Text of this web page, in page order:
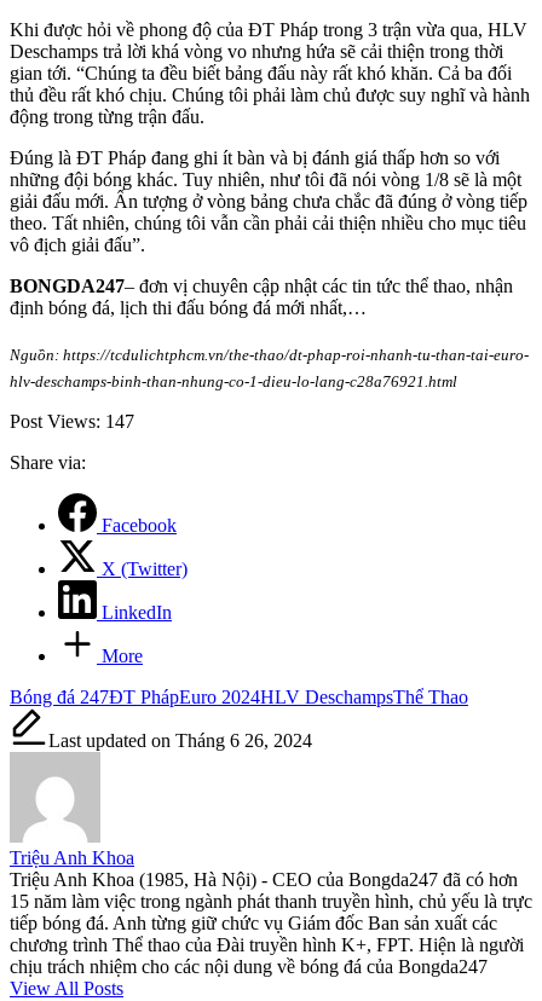
Khi được hỏi về phong độ của ĐT Pháp trong 3 trận vừa qua, HLV
Deschamps trả lời khá vòng vo nhưng hứa sẽ cải thiện trong thời
gian tới. “Chúng ta đều biết bảng đấu này rất khó khăn. Cả ba đối
thủ đều rất khó chịu. Chúng tôi phải làm chủ được suy nghĩ và hành
động trong từng trận đấu.
Đúng là ĐT Pháp đang ghi ít bàn và bị đánh giá thấp hơn so với
những đội bóng khác. Tuy nhiên, như tôi đã nói vòng 1/8 sẽ là một
giải đấu mới. Ấn tượng ở vòng bảng chưa chắc đã đúng ở vòng tiếp
theo. Tất nhiên, chúng tôi vẫn cần phải cải thiện nhiều cho mục tiêu
vô địch giải đấu”.
BONGDA247– đơn vị chuyên cập nhật các tin tức thể thao, nhận
định bóng đá, lịch thi đấu bóng đá mới nhất,…
Nguồn: https://tcdulichtphcm.vn/the-thao/dt-phap-roi-nhanh-tu-than-tai-euro-
hlv-deschamps-binh-than-nhung-co-1-dieu-lo-lang-c28a76921.html
Post Views: 147
Share via:
Facebook
X (Twitter)
LinkedIn
More
Tags:
Bóng đá 247ĐT PhápEuro 2024HLV DeschampsThể Thao
Last updated on Tháng 6 26, 2024
Triệu Anh Khoa
Triệu Anh Khoa (1985, Hà Nội) - CEO của Bongda247 đã có hơn
15 năm làm việc trong ngành phát thanh truyền hình, chủ yếu là trực
tiếp bóng đá. Anh từng giữ chức vụ Giám đốc Ban sản xuất các
chương trình Thể thao của Đài truyền hình K+, FPT. Hiện là người
chịu trách nhiệm cho các nội dung về bóng đá của Bongda247
View All Posts